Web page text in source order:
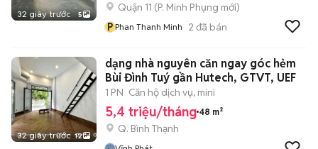
32 giây trước 5
Quận 11 (P. Minh Phụng mới)
P Phan Thanh Minh 2 đã bán
32 giây trước 12
dạng nhà nguyên căn ngay góc hẻm
Bùi Đình Tuý gần Hutech, GTVT, UEF
1 PN Căn hộ dịch vụ, mini
5,4 triệu/tháng 48 m²
Q. Bình Thạnh